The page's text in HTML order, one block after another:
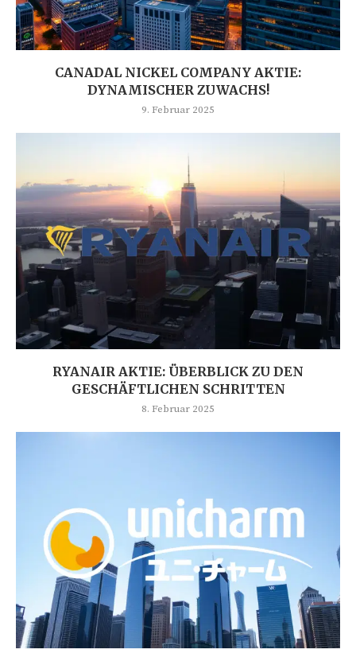
CANADAL NICKEL COMPANY AKTIE:
DYNAMISCHER ZUWACHS!
9. Februar 2025
RYANAIR AKTIE: ÜBERBLICK ZU DEN
GESCHÄFTLICHEN SCHRITTEN
8. Februar 2025